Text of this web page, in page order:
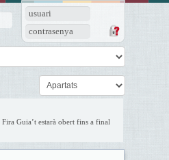
usuari
contrasenya
Guia’t estarà obert fins a final